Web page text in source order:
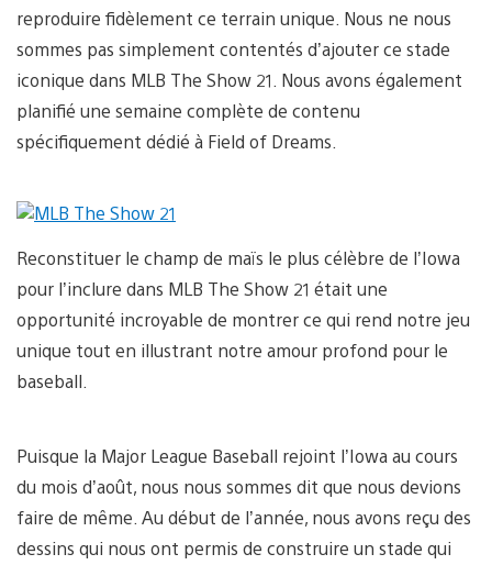
reproduire fidèlement ce terrain unique. Nous ne nous
sommes pas simplement contentés d’ajouter ce stade
iconique dans MLB The Show 21. Nous avons également
planifié une semaine complète de contenu
spécifiquement dédié à Field of Dreams.
Reconstituer le champ de maïs le plus célèbre de l’Iowa
pour l’inclure dans MLB The Show 21 était une
opportunité incroyable de montrer ce qui rend notre jeu
unique tout en illustrant notre amour profond pour le
baseball.
Puisque la Major League Baseball rejoint l’Iowa au cours
du mois d’août, nous nous sommes dit que nous devions
faire de même. Au début de l’année, nous avons reçu des
dessins qui nous ont permis de construire un stade qui